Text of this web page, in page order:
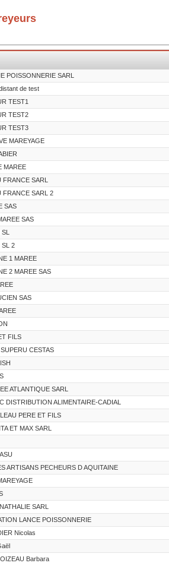
POISSONNERIE SARL
de test
TEST1
TEST2
TEST3
MAREYAGE
MAREE
FRANCE SARL
FRANCE SARL 2
SAS
SAS
SL 2
1 MAREE
2 MAREE SAS
SAS
FILS
CESTAS
ATLANTIQUE SARL
DISTRIBUTION ALIMENTAIRE-CADIAL
PERE ET FILS
ET MAX SARL
ARTISANS PECHEURS D AQUITAINE
SARL
LANCE POISSONNERIE
Nicolas
Barbara